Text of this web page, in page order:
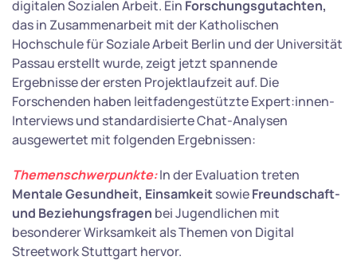
digitalen Sozialen Arbeit. Ein Forschungsgutachten,
das in Zusammenarbeit mit der Katholischen
Hochschule für Soziale Arbeit Berlin und der Universität
Passau erstellt wurde, zeigt jetzt spannende
Ergebnisse der ersten Projektlaufzeit auf. Die
Forschenden haben leitfadengestützte Expert:innen-
Interviews und standardisierte Chat-Analysen
ausgewertet mit folgenden Ergebnissen:
Themenschwerpunkte:In der Evaluation treten
Mentale Gesundheit, EinsamkeitsowieFreundschaft-
und Beziehungsfragen bei Jugendlichen mit
besonderer Wirksamkeit als Themen von Digital
Streetwork Stuttgart hervor.